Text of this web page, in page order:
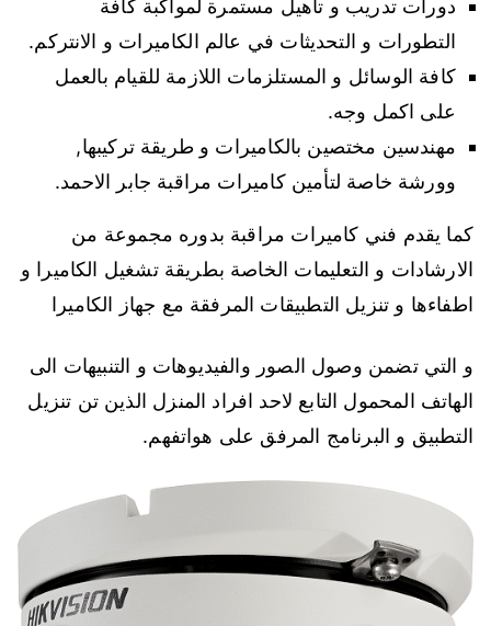
دورات تدريب و تأهيل مستمرة لمواكبة كافة
التطورات و التحديثات في عالم الكاميرات و الانتركم.
كافة الوسائل و المستلزمات اللازمة للقيام بالعمل
على اكمل وجه.
مهندسين مختصين بالكاميرات و طريقة تركيبها,
وورشة خاصة لتأمين كاميرات مراقبة جابر الاحمد.
كما يقدم فني كاميرات مراقبة بدوره مجموعة من
الارشادات و التعليمات الخاصة بطريقة تشغيل الكاميرا و
اطفاءها و تنزيل التطبيقات المرفقة مع جهاز الكاميرا
و التي تضمن وصول الصور والفيديوهات و التنبيهات الى
الهاتف المحمول التابع لاحد افراد المنزل الذين تن تنزيل
التطبيق و البرنامج المرفق على هواتفهم.